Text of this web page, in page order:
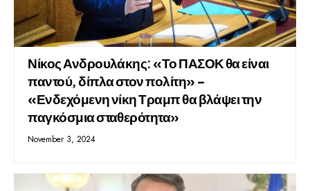
Νίκος Ανδρουλάκης: «Το ΠΑΣΟΚ θα είναι
παντού, δίπλα στον πολίτη» –
«Ενδεχόμενη νίκη Τραμπ θα βλάψει την
παγκόσμια σταθερότητα»
November 3, 2024